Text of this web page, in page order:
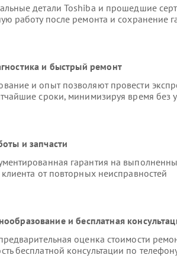
детали Toshiba и прошедшие
работу после ремонта и сохранение
и быстрый ремонт
и опыт позволяют провести
сроки, минимизируя время без
и запчасти
гарантия на
от повторных неисправностей
и бесплатная
оценка стоимости
бесплатной консультации по